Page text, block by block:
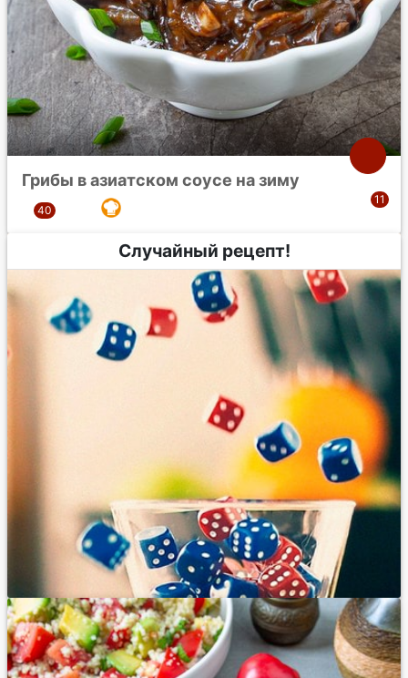
Грибы в азиатском соусе на зиму
Случайный рецепт!